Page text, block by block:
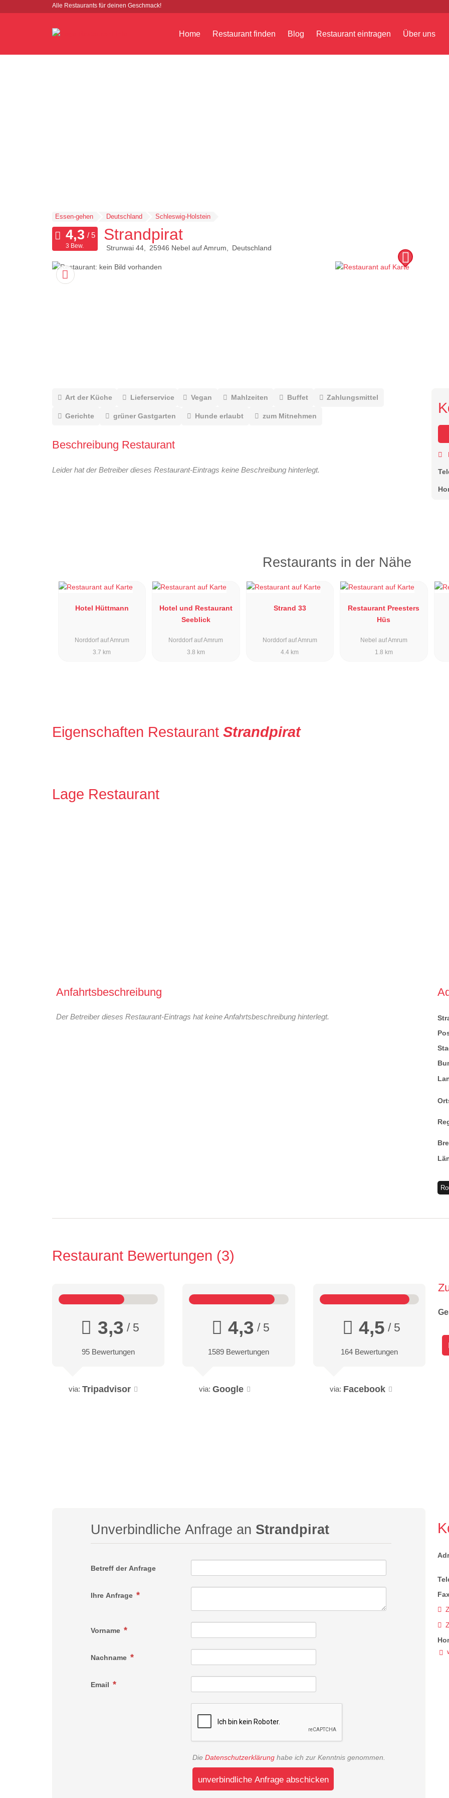
Alle Restaurants für deinen Geschmack!
Home Restaurant finden Blog Restaurant eintragen Über uns
Essen-gehen Deutschland Schleswig-Holstein
Strandpirat
Strunwai 44 25946 Nebel auf Amrum Deutschland
3 Bew.
Art der Küche Lieferservice Vegan Mahlzeiten Buffet Zahlungsmittel
Gerichte grüner Gastgarten Hunde erlaubt zum Mitnehmen
Beschreibung Restaurant
Leider hat der Betreiber dieses Restaurant-Eintrags keine Beschreibung hinterlegt.
Restaurants in der Nähe
Hotel Hüttmann
Norddorf auf Amrum
3.7 km
Hotel und Restaurant
Seeblick
Norddorf auf Amrum
3.8 km
Strand 33
Norddorf auf Amrum
4.4 km
Restaurant Preesters
Hüs
Nebel auf Amrum
1.8 km
Eigenschaften Restaurant Strandpirat
Lage Restaurant
Anfahrtsbeschreibung
Der Betreiber dieses Restaurant-Eintrags hat keine Anfahrtsbeschreibung hinterlegt.
Restaurant Bewertungen 3
3,3 / 5
95 Bewertungen
via: Tripadvisor
4,3 / 5
1589 Bewertungen
via: Google
4,5 / 5
164 Bewertungen
via: Facebook
Unverbindliche Anfrage an Strandpirat
Betreff der Anfrage
Ihre Anfrage
Vorname
Nachname
Email
DieDatenschutzerklärung habe ich zur Kenntnis genommen.
unverbindliche Anfrage abschicken